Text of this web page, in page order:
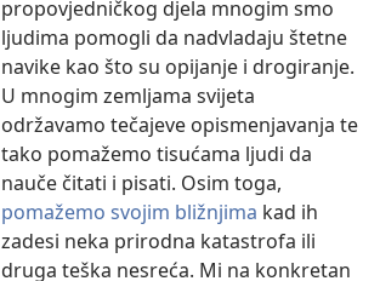
propovjedničkog djela mnogim smo
ljudima pomogli da nadvladaju štetne
navike kao što su opijanje i drogiranje.
U mnogim zemljama svijeta
održavamo tečajeve opismenjavanja te
tako pomažemo tisućama ljudi da
nauče čitati i pisati. Osim toga,
pomažemo svojim bližnjima kad ih
zadesi neka prirodna katastrofa ili
druga teška nesreća. Mi na konkretan